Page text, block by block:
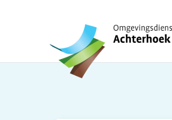
Omgevingsdienst